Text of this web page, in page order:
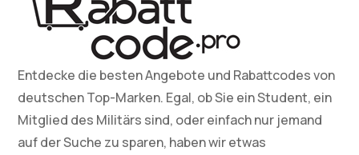
Entdecke die besten Angebote und Rabattcodes von
deutschen Top-Marken. Egal, ob Sie ein Student, ein
Mitglied des Militärs sind, oder einfach nur jemand
auf der Suche zu sparen, haben wir etwas